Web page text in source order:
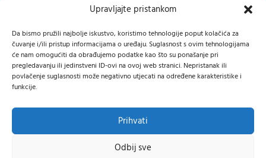
Upravljajte pristankom
Da bismo pružili najbolje iskustvo, koristimo tehnologije poput kolačića za
čuvanje i/ili pristup informacijama o uređaju. Suglasnost s ovim tehnologijama
će nam omogućiti da obrađujemo podatke kao što su ponašanje pri
pregledavanju ili jedinstveni ID-ovi na ovoj web stranici. Nepristanak ili
povlačenje suglasnosti može negativno utjecati na određene karakteristike i
funkcije.
Prihvati
Odbij sve
u roku 14 dana
Samoborska cesta 9, 10434 Strmec Samoborski
Tel: +385 (91) 40 40 338